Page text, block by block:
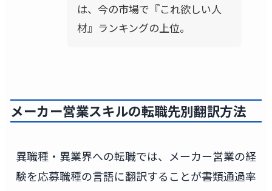
は、今の市場で『これ欲しい人
材』ランキングの上位。
メーカー営業スキルの転職先別翻訳方法
異職種・異業界への転職では、メーカー営業の経
験を応募職種の言語に翻訳することが書類通過率